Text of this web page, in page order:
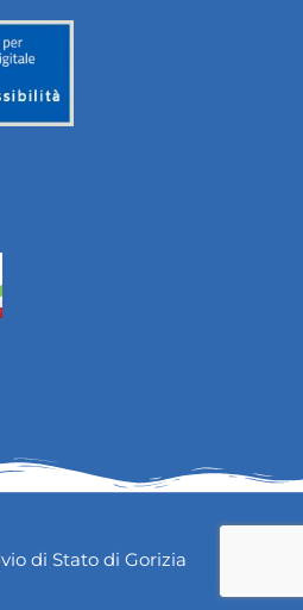
di Stato di Gorizia